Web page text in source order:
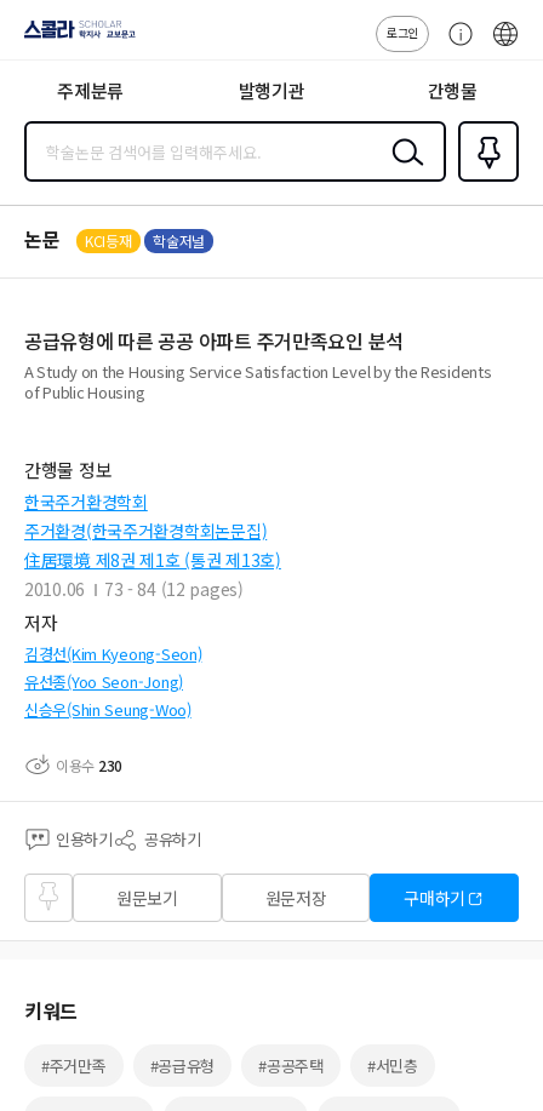
지사·교보문고
로그인
센
주제분류 발행기관 간행물
검색
즐겨찾
기0
논문 KCI등재 학술저널
공급유형에 따른 공공 아파트 주거만족요인 분석
A Study on the Housing Service Satisfaction Level by the Residents
of Public Housing
간행물 정보
한국주거환경학회
주거환경(한국주거환경학회논문집)
住居環境 제8권 제1호 (통권 제13호)
2010.06
73 - 84 (12 pages)
저자
김경선(Kim Kyeong-Seon)
유선종(Yoo Seon-Jong)
신승우(Shin Seung-Woo)
이용수 230
인용하기 공유하기
즐겨
찾기
원문보기 원문저장 구매하기
키워드
#주거만족 #공급유형 #공공주택 #서민층